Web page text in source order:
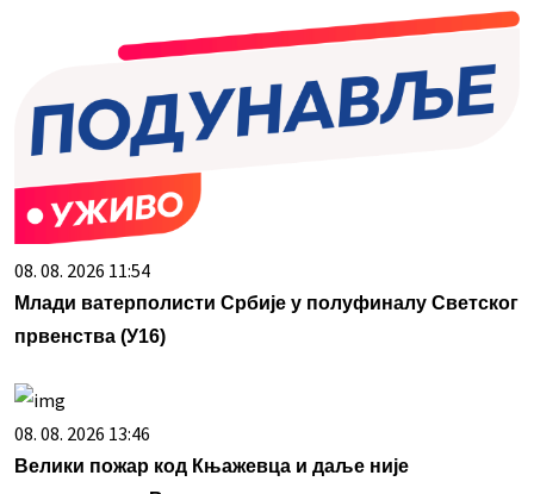
08. 08. 2026 11:54
Млади ватерполисти Србије у полуфиналу Светског
првенства (У16)
08. 08. 2026 13:46
Велики пожар код Књажевца и даље није